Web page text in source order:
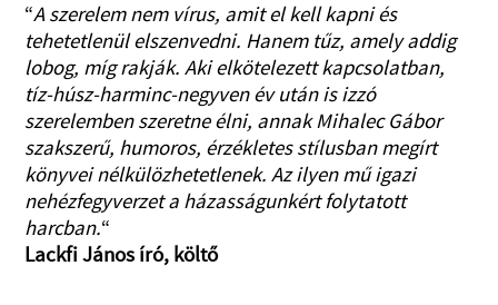
“A szerelem nem vírus, amit el kell kapni és
tehetetlenül elszenvedni. Hanem tűz, amely addig
lobog, míg rakják. Aki elkötelezett kapcsolatban,
tíz-húsz-harminc-negyven év után is izzó
szerelemben szeretne élni, annak Mihalec Gábor
szakszerű, humoros, érzékletes stílusban megírt
könyvei nélkülözhetetlenek. Az ilyen mű igazi
nehézfegyverzet a házasságunkért folytatott
harcban.“
Lackfi János író, költő